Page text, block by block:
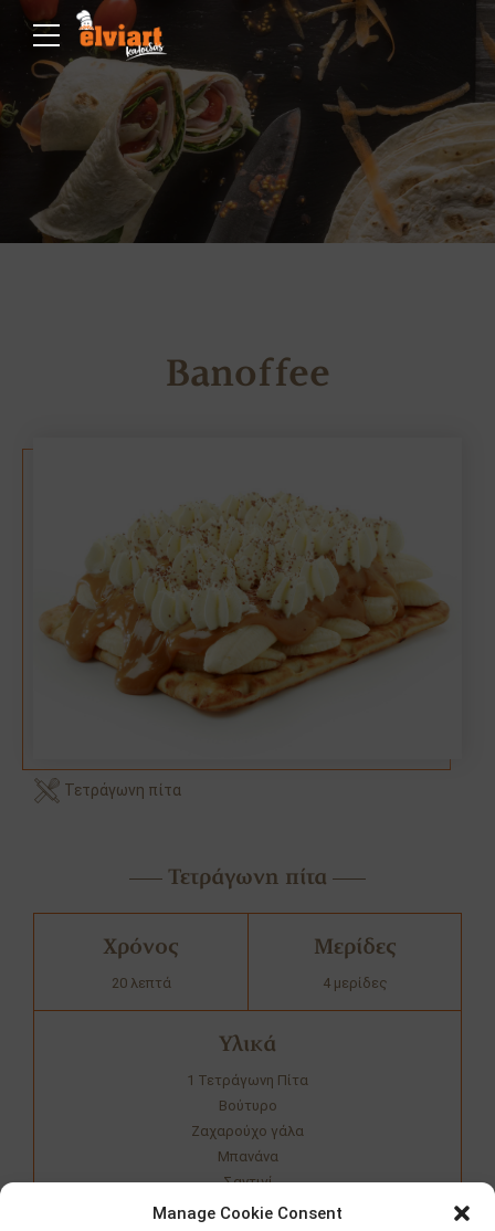
Manage Cookie Consent
Banoffee
Τετράγωνη πίτα
Τετράγωνη πίτα
Χρόνος
20 λεπτά
Μερίδες
4 μερίδες
Υλικά
1 Τετράγωνη Πίτα
Βούτυρο
Ζαχαρούχο γάλα
Μπανάνα
Σαντιγί